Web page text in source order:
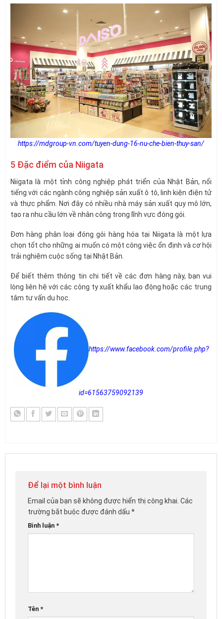
https://mdgroup-vn.com/tuyen-dung-16-nu-che-bien-thuy-san/
5 Đặc điểm của Niigata
Niigata là một tỉnh công nghiệp phát triển của Nhật Bản, nổi
tiếng với các ngành công nghiệp sản xuất ô tô, linh kiện điện tử
và thực phẩm. Nơi đây có nhiều nhà máy sản xuất quy mô lớn,
tạo ra nhu cầu lớn về nhân công trong lĩnh vực đóng gói.
Đơn hàng phân loại đóng gói hàng hóa tại Niigata là một lựa
chọn tốt cho những ai muốn có một công việc ổn định và cơ hội
trải nghiệm cuộc sống tại Nhật Bản.
Để biết thêm thông tin chi tiết về các đơn hàng này, bạn vui
lòng liên hệ với các công ty xuất khẩu lao động hoặc các trung
tâm tư vấn du học.
https://www.facebook.com/profile.php?
id=61563759092139
Để lại một bình luận
Email của bạn sẽ không được hiển thị công khai. Các
trường bắt buộc được đánh dấu *
Bình luận *
Tên *